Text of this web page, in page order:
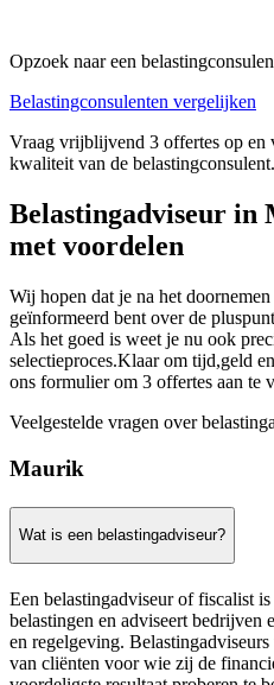
Opzoek naar een
Belastingconsulenten vergelijken
Vraag vrijblijvend 3 offertes op en
kwaliteit van de belastingconsulent.
Belastingadviseur in
met voordelen
Wij hopen dat je na het
geïnformeerd bent over de
Als het goed is weet je nu ook
selectieproces.Klaar om tijd,geld
ons formulier om 3 offertes aan te
Veelgestelde vragen over
Maurik
Wat is een belastingadviseur?
Een belastingadviseur of fiscalist
belastingen en adviseert bedrijven
en regelgeving.
van cliënten voor wie zij de